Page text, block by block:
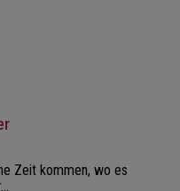
Zeit kommen, wo es